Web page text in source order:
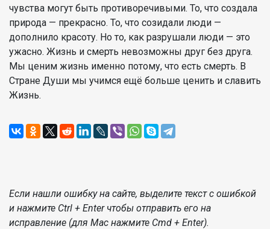
чувства могут быть противоречивыми. То, что создала
природа — прекрасно. То, что созидали люди —
дополнило красоту. Но то, как разрушали люди — это
ужасно. Жизнь и смерть невозможны друг без друга.
Мы ценим жизнь именно потому, что есть смерть. В
Стране Души мы учимся ещё больше ценить и славить
Жизнь.
Если нашли ошибку на сайте, выделите текст с ошибкой
и нажмите Ctrl + Enter чтобы отправить его на
исправление (для Mac нажмите Cmd + Enter).